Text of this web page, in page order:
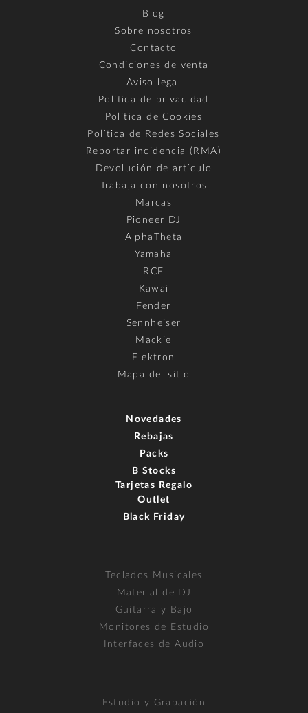
Blog
Sobre nosotros
Contacto
Condiciones de venta
Aviso legal
Política de privacidad
Política de Cookies
Política de Redes Sociales
Reportar incidencia (RMA)
Devolución de artículo
Trabaja con nosotros
Marcas
Pioneer DJ
AlphaTheta
Yamaha
RCF
Kawai
Fender
Sennheiser
Mackie
Elektron
Mapa del sitio
Novedades
Rebajas
Packs
B Stocks
Tarjetas Regalo
Outlet
Black Friday
Teclados Musicales
Material de DJ
Guitarra y Bajo
Monitores de Estudio
Interfaces de Audio
Estudio y Grabación